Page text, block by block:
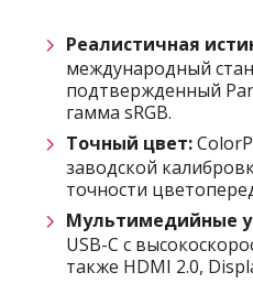
Реалистичная
международный
подтвержденный
гамма sRGB.
Точный цвет:
заводской
точности
Мультимедийные
USB-C с
также HDMI 2.0,